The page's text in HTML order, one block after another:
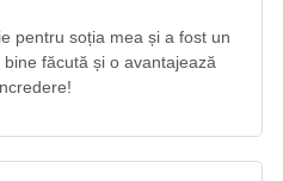
pentru soția mea și a fost un
făcută și o avantajează